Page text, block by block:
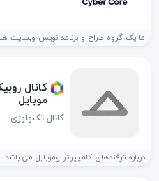
ما یک گروه طراح و برنامه نویس وبسایت
کانال
موبایل
کانال تکنولوژی
درباره ترفندهای کامپیوتر و‌موبایل می باشد